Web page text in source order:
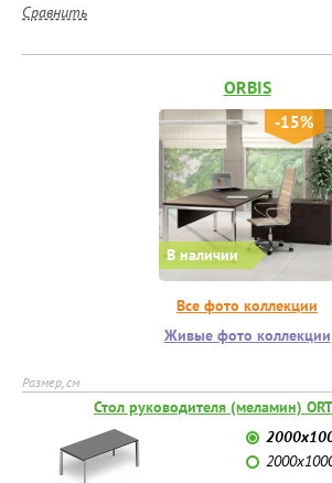
Сравнить
ORBIS
В наличии
-15%
Все фото коллекции
Живые фото коллекции
Размер, см
Стол руководителя (меламин)